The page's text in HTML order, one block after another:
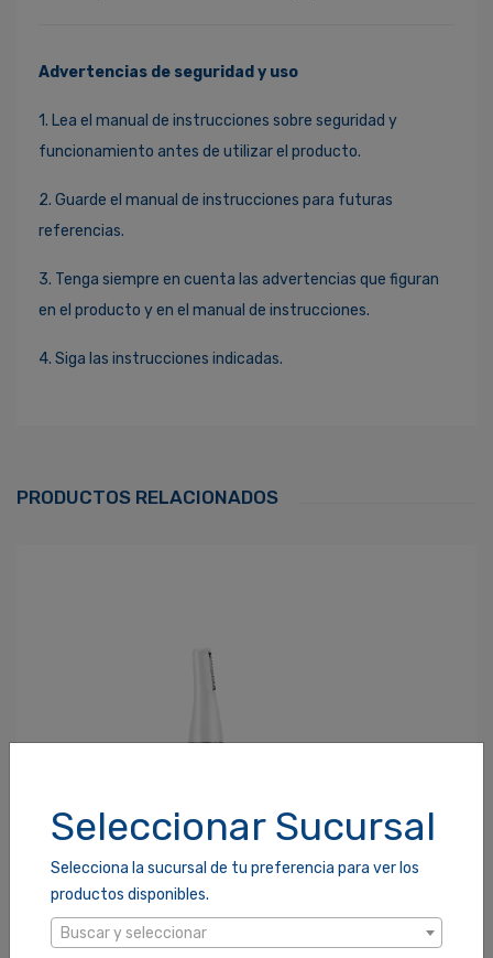
Seleccionar Sucursal
Selecciona la sucursal de tu preferencia para ver los
productos disponibles.
Buscar y seleccionar
Advertencias de seguridad y uso
1. Lea el manual de instrucciones sobre seguridad y
funcionamiento antes de utilizar el producto.
2. Guarde el manual de instrucciones para futuras
referencias.
3. Tenga siempre en cuenta las advertencias que figuran
en el producto y en el manual de instrucciones.
4. Siga las instrucciones indicadas.
¿Olvidaste tu Contraseña?
PRODUCTOS RELACIONADOS